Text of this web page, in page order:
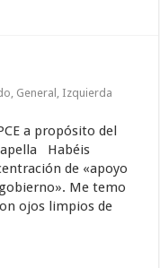
General Izquierda
a propósito del
Habéis
de «apoyo
Me temo
ojos limpios de